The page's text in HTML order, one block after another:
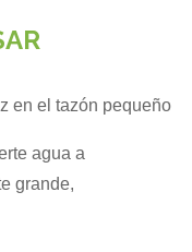
en el tazón pequeño
agua a
grande,